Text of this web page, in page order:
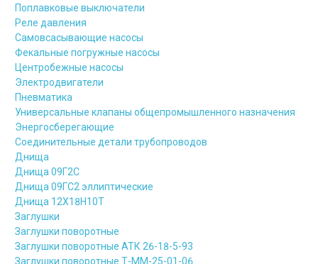
Поплавковые выключатели
Реле давления
Самовсасывающие насосы
Фекальные погружные насосы
Центробежные насосы
Электродвигатели
Пневматика
Универсальные клапаны общепромышленного назначения
Энергосберегающие
Соединительные детали трубопроводов
Днища
Днища 09Г2С
Днища 09ГС2 эллиптические
Днища 12Х18Н10Т
Заглушки
Заглушки поворотные
Заглушки поворотные АТК 26-18-5-93
Заглушки поворотные Т-ММ-25-01-06